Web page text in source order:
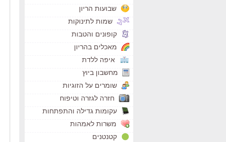
שבועות הריון
שמות לתינוקות
קופונים והטבות
מאכלים בהריון
איפה ללדת
מחשבון ביוץ
שומרים על הזוגיות
חזרה לגזרה וטיפוח
עקומות גדילה והתפתחות
משרות לאמהות
קטנטנים